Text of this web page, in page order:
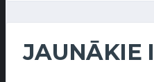
JAUNĀKIE